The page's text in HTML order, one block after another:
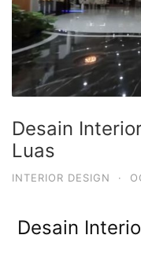
Desain
Luas
INTERIOR DESIGN ·
Desain